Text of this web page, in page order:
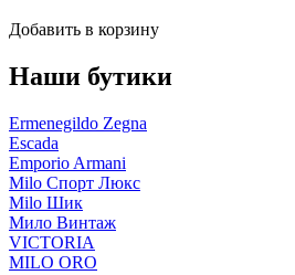
Добавить в корзину
Наши бутики
Ermenegildo Zegna
Escada
Emporio Armani
Milo Спорт Люкс
Milo Шик
Мило Винтаж
VICTORIA
MILO ORO